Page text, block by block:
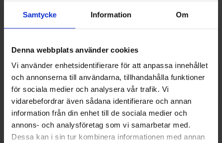
Samtycke Information Om
Denna webbplats använder cookies
Vi använder enhetsidentifierare för att anpassa innehållet
och annonserna till användarna, tillhandahålla funktioner
för sociala medier och analysera vår trafik. Vi
vidarebefordrar även sådana identifierare och annan
information från din enhet till de sociala medier och
annons- och analysföretag som vi samarbetar med.
Dessa kan i sin tur kombinera informationen med annan
Green Star Laktosfri Vit Choklad Med
Crisp 100g
55.90 kr
Cloetta Mörk
tillsatt